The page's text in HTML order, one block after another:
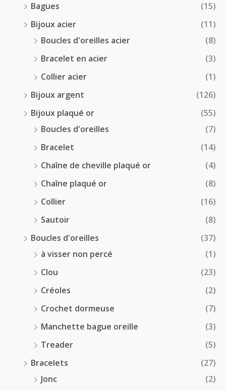
Bagues
(15)
Bijoux acier
(11)
Boucles d'oreilles acier
(8)
Bracelet en acier
(3)
Collier acier
(1)
Bijoux argent
(126)
Bijoux plaqué or
(55)
Boucles d'oreilles
(7)
Bracelet
(14)
Chaîne de cheville plaqué or
(4)
Chaîne plaqué or
(8)
Collier
(16)
Sautoir
(8)
Boucles d'oreilles
(37)
à visser non percé
(1)
Clou
(23)
Créoles
(2)
Crochet dormeuse
(7)
Manchette bague oreille
(3)
Treader
(5)
Bracelets
(27)
Jonc
(2)